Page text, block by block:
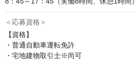
＜応募資格＞
【資格】
・普通自動車運転免許
・宅地建物取引士※尚可